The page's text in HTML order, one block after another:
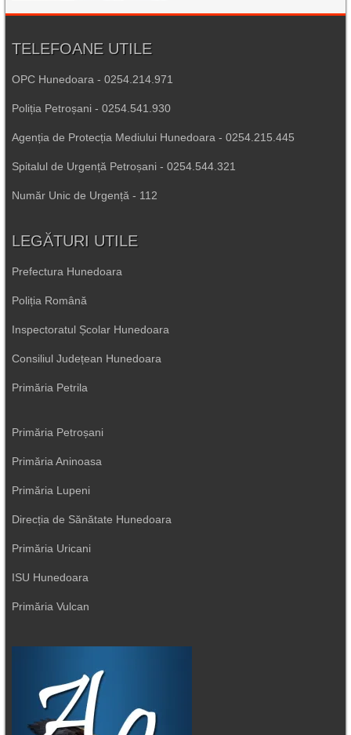
TELEFOANE UTILE
OPC Hunedoara - 0254.214.971
Poliția Petroșani - 0254.541.930
Agenția de Protecția Mediului Hunedoara - 0254.215.445
Spitalul de Urgență Petroșani - 0254.544.321
Număr Unic de Urgență - 112
LEGĂTURI UTILE
Prefectura Hunedoara
Poliția Română
Inspectoratul Școlar Hunedoara
Consiliul Județean Hunedoara
Primăria Petrila
Primăria Petroșani
Primăria Aninoasa
Primăria Lupeni
Direcția de Sănătate Hunedoara
Primăria Uricani
ISU Hunedoara
Primăria Vulcan